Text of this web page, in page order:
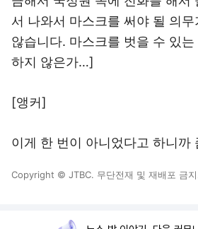
서 나와서 마스크를 써야 될 의
않습니다. 마스크를 벗을 수 있
하지 않은가…]
[앵커]
이게 한 번이 아니었다고 하니까
Copyright © JTBC. 무단전재 및 재배포 금